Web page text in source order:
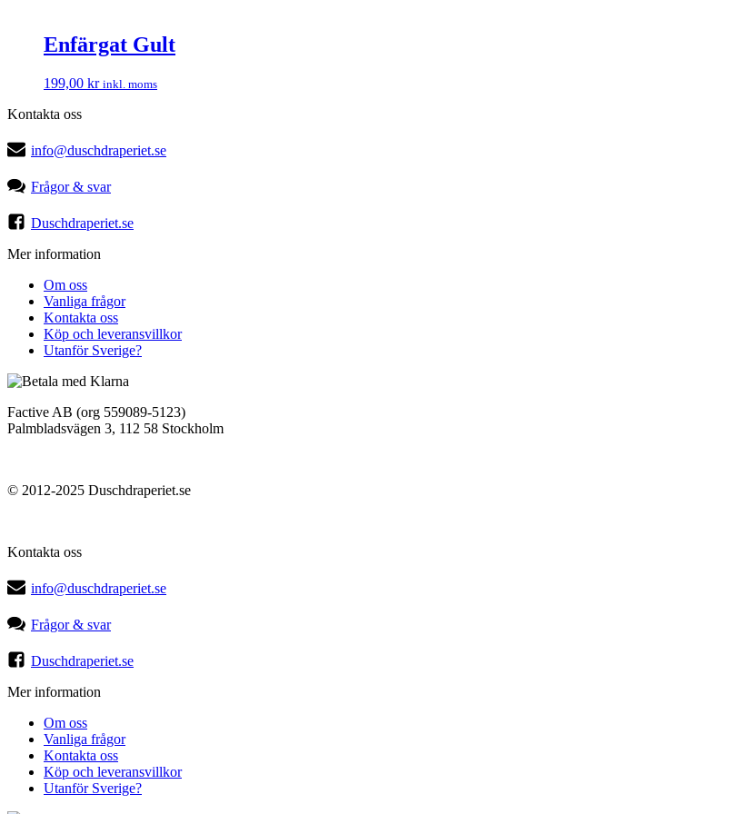
Enfärgat Gult
199,00 kr inkl. moms
Kontakta oss
info@duschdraperiet.se
Frågor & svar
Duschdraperiet.se
Mer information
Om oss
Vanliga frågor
Kontakta oss
Köp och leveransvillkor
Utanför Sverige?
Factive AB (org 559089-5123)
Palmbladsvägen 3, 112 58 Stockholm
© 2012-2025 Duschdraperiet.se
Kontakta oss
info@duschdraperiet.se
Frågor & svar
Duschdraperiet.se
Mer information
Om oss
Vanliga frågor
Kontakta oss
Köp och leveransvillkor
Utanför Sverige?